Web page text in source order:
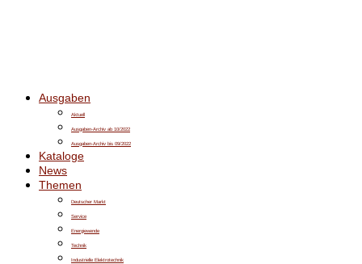
Ausgaben
Aktuell
Ausgaben-Archiv ab 10/2022
Ausgaben-Archiv bis 09/2022
Kataloge
News
Themen
Deutscher Markt
Service
Energiewende
Technik
Industrielle Elektrotechnik